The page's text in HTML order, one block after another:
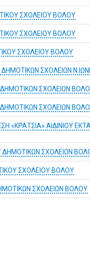
ΣΧΟΛΕΙΟΥ ΒΟΛΟΥ
ΣΧΟΛΕΙΟΥ ΒΟΛΟΥ
ΣΧΟΛΕΙΟΥ ΒΟΛΟΥ
ΣΧΟΛΕΙΩΝ
ΔΗΜΟΤΙΚΩΝ ΣΧΟΛΕΙΩΝ
ΣΧΟΛΕΙΩΝ
«ΚΡΑΤΣΙΑ» ΑΙΔΙΝΙΟΥ
ΔΗΜΟΤΙΚΩΝ ΣΧΟΛΕΙΩΝ
ΣΧΟΛΕΙΟΥ ΒΟΛΟΥ
ΣΧΟΛΕΙΩΝ ΒΟΛΟΥ